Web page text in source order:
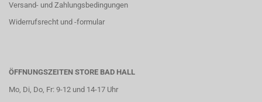
Versand- und Zahlungsbedingungen
Widerrufsrecht und -formular
ÖFFNUNGSZEITEN STORE BAD HALL
Mo, Di, Do, Fr: 9-12 und 14-17 Uhr